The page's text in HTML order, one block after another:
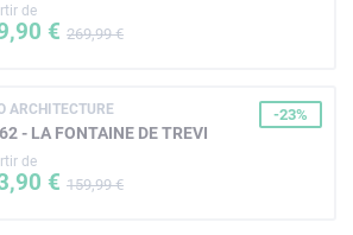
de
€ 269,99 €
ARCHITECTURE
- LA FONTAINE DE TREVI
de
€ 159,99 €
-23%